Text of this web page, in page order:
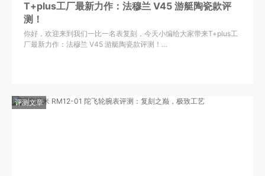
T+plus工厂最新力作：法穆兰 V45 游艇陶瓷款评
测！
你好，欢迎来到我们一比一名表复刻，今天小编给大家带来T+plus工
厂最新力作：法穆兰 V45 游艇陶瓷款评测！…
评测文章